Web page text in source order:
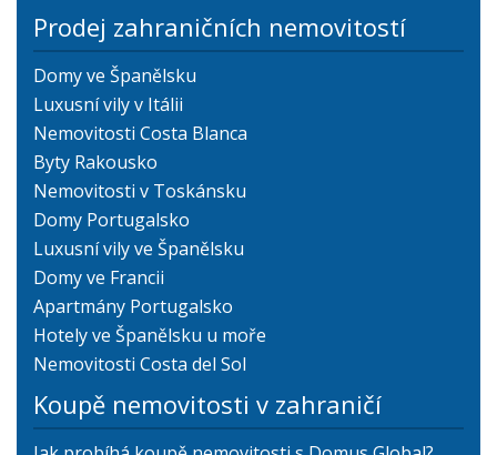
Prodej zahraničních nemovitostí
Domy ve Španělsku
Luxusní vily v Itálii
Nemovitosti Costa Blanca
Byty Rakousko
Nemovitosti v Toskánsku
Domy Portugalsko
Luxusní vily ve Španělsku
Domy ve Francii
Apartmány Portugalsko
Hotely ve Španělsku u moře
Nemovitosti Costa del Sol
Koupě nemovitosti v zahraničí